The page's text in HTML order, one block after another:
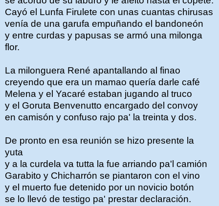
Cayó el Lunfa Firulete con unas cuantas chirusas
venía de una garufa empuñando el bandoneón
y entre curdas y papusas se armó una milonga
flor.
La milonguera René apantallando al finao
creyendo que era un mamao quería darle café
Melena y el Yacaré estaban jugando al truco
y el Goruta Benvenutto encargado del convoy
en camisón y confuso rajo pa' la treinta y dos.
De pronto en esa reunión se hizo presente la
yuta
y a la curdela va tutta la fue arriando pa'l camión
Garabito y Chicharrón se piantaron con el vino
y el muerto fue detenido por un novicio botón
se lo llevó de testigo pa' prestar declaración.